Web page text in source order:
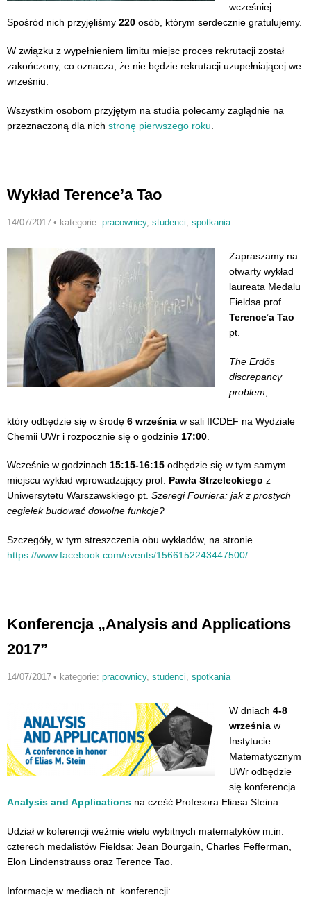
wcześniej.
Spośród nich przyjęliśmy 220 osób, którym serdecznie gratulujemy.
W związku z wypełnieniem limitu miejsc proces rekrutacji został
zakończony, co oznacza, że nie będzie rekrutacji uzupełniającej we
wrześniu.
Wszystkim osobom przyjętym na studia polecamy zaglądnie na
przeznaczoną dla nich stronę pierwszego roku
Wykład Terence’a Tao
14/07/2017 • kategorie: pracownicy, studenci, spotkania
Zapraszamy na
otwarty wykład
laureata Medalu
Fieldsa prof.
Terence’a Tao
pt.
The Erdős
discrepancy
problem
który odbędzie się w środę 6 września w sali IICDEF na Wydziale
Chemii UWr i rozpocznie się o godzinie 17:00
Wcześnie w godzinach 15:15-16:15 odbędzie się w tym samym
miejscu wykład wprowadzający prof. Pawła Strzeleckiego z
Uniwersytetu Warszawskiego pt. Szeregi Fouriera: jak z prostych
cegiełek budować dowolne funkcje?
Szczegóły, w tym streszczenia obu wykładów, na stronie
https://www.facebook.com/events/1566152243447500/
Konferencja „Analysis and Applications
2017”
14/07/2017 • kategorie: pracownicy, studenci, spotkania
W dniach 4-8
września w
Instytucie
Matematycznym
UWr odbędzie
się konferencja
Analysis and Applications na cześć Profesora Eliasa Steina.
Udział w koferencji weźmie wielu wybitnych matematyków m.in.
czterech medalistów Fieldsa: Jean Bourgain, Charles Fefferman,
Elon Lindenstrauss oraz Terence Tao.
Informacje w mediach nt. konferencji: